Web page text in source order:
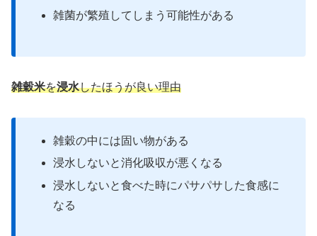
雑菌が繁殖してしまう可能性がある
雑穀米を浸水したほうが良い理由
雑穀の中には固い物がある
浸水しないと消化吸収が悪くなる
浸水しないと食べた時にパサパサした食感に
なる